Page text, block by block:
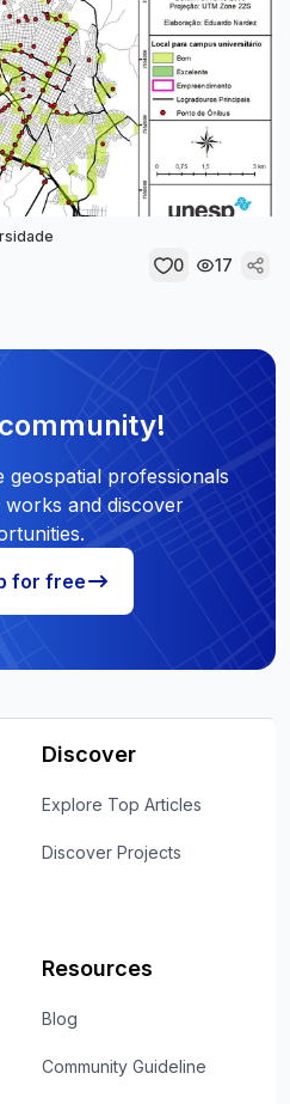
0 17
professionals
and discover
for free
Discover
Explore Top Articles
Discover Projects
Resources
Blog
Community Guideline